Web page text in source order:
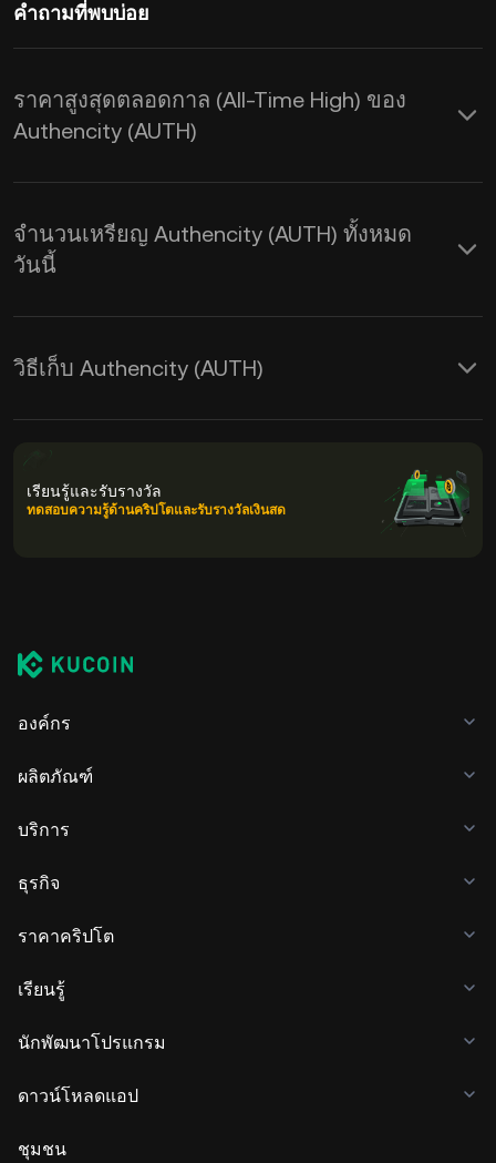
คำถามที่พบบ่อย
ราคาสูงสุดตลอดกาล (All-Time High) ของ
Authencity (AUTH)
จำนวนเหรียญ Authencity (AUTH) ทั้งหมด
วันนี้
วิธีเก็บ Authencity (AUTH)
เรียนรู้และรับรางวัล
ทดสอบความรู้ด้านคริปโตและรับรางวัลเงินสด
องค์กร
ผลิตภัณฑ์
บริการ
ธุรกิจ
ราคาคริปโต
เรียนรู้
นักพัฒนาโปรแกรม
ดาวน์โหลดแอป
ชุมชน